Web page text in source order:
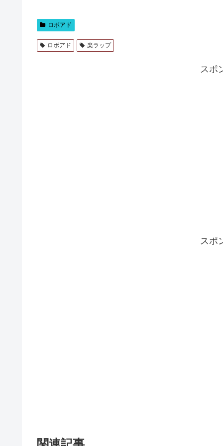
ロボアド
ロボアド 楽ラップ
スポ
スポ